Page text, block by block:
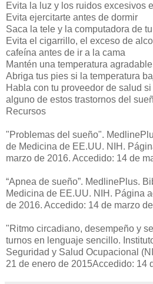
Evita la luz y los ruidos excesivos
Evita ejercitarte antes de dormir
Saca la tele y la computadora de
Evita el cigarrillo, el exceso de
cafeína antes de ir a la cama
Mantén una temperatura
Abriga tus pies si la temperatura
Habla con tu proveedor de salud
alguno de estos trastornos del
Recursos
"Problemas del sueño".
de Medicina de EE.UU. NIH.
marzo de 2016. Accedido: 14 de
“Apnea de sueño”. MedlinePlus.
Medicina de EE.UU. NIH. Página
de 2016. Accedido: 14 de marzo
"Ritmo circadiano, desempeño y
turnos en lenguaje sencillo.
Seguridad y Salud Ocupacional
21 de enero de 2015Accedido: 14